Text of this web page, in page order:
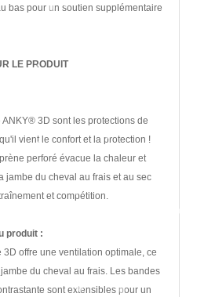
bas pour un soutien supplémentaire
LE PRODUIT
ANKY® 3D sont les protections de
vient le confort et la protection !
perforé évacue la chaleur et
jambe du cheval au frais et au sec
et compétition.
produit :
3D offre une ventilation optimale, ce
du cheval au frais. Les bandes
sont extensibles pour un